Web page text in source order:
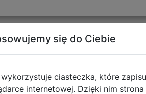
zgodności
Informacje
się do Ciebie
wykorzystuje ciasteczka, które
internetowej. Dzięki nim strona